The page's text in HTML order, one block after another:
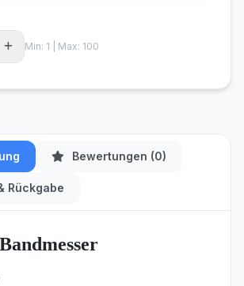
Min: 1 | Max: 100
Bewertungen (0)
Rückgabe